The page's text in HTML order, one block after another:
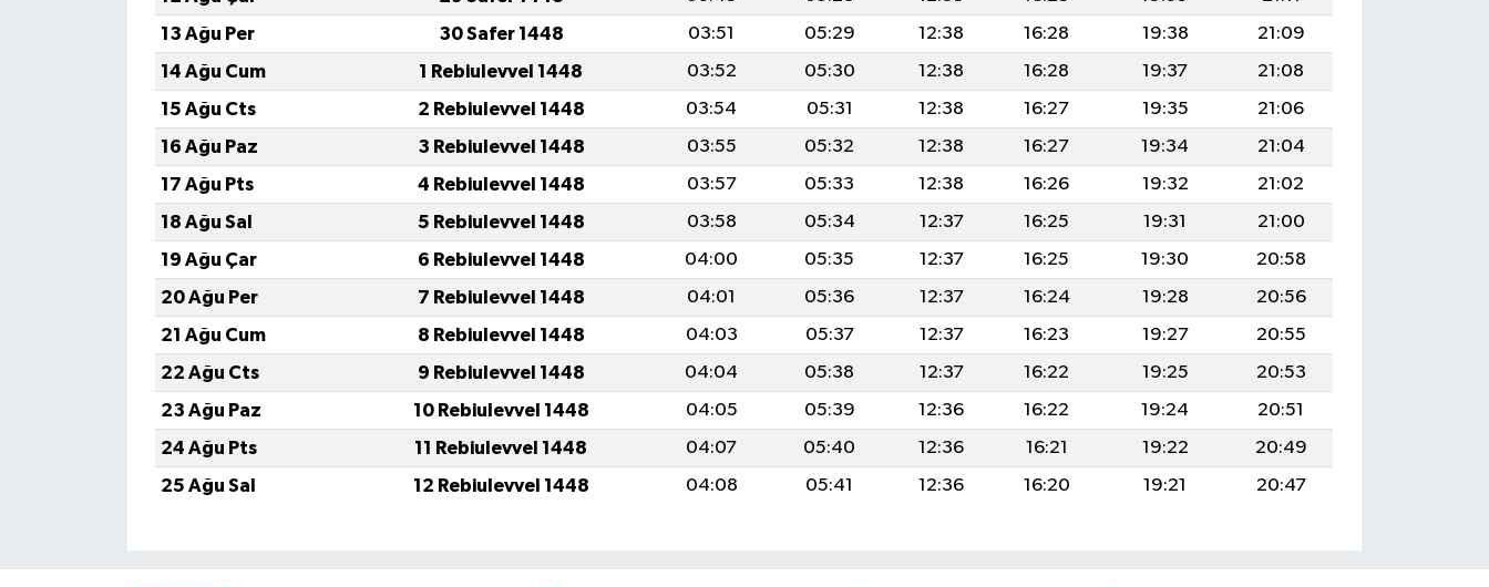
13 Ağu Per
30 Safer 1448 03:51 05:29 12:38 16:28 19:38
21:09
14 Ağu Cum
1 Rebiulevvel 1448 03:52 05:30 12:38 16:28 19:37
21:08
15 Ağu Cts
2 Rebiulevvel 1448 03:54 05:31 12:38 16:27 19:35
21:06
16 Ağu Paz
3 Rebiulevvel 1448 03:55 05:32 12:38 16:27 19:34
21:04
17 Ağu Pts
4 Rebiulevvel 1448 03:57 05:33 12:38 16:26 19:32
21:02
18 Ağu Sal
5 Rebiulevvel 1448 03:58 05:34 12:37 16:25 19:31
21:00
19 Ağu Çar
6 Rebiulevvel 1448 04:00 05:35 12:37 16:25 19:30
20:58
20 Ağu Per
7 Rebiulevvel 1448 04:01 05:36 12:37 16:24 19:28
20:56
21 Ağu Cum
8 Rebiulevvel 1448 04:03 05:37 12:37 16:23 19:27
20:55
22 Ağu Cts
9 Rebiulevvel 1448 04:04 05:38 12:37 16:22 19:25
20:53
23 Ağu Paz
10 Rebiulevvel 1448 04:05 05:39 12:36 16:22 19:24
20:51
24 Ağu Pts
11 Rebiulevvel 1448 04:07 05:40 12:36 16:21 19:22
20:49
25 Ağu Sal
12 Rebiulevvel 1448 04:08 05:41 12:36 16:20 19:21 20:47